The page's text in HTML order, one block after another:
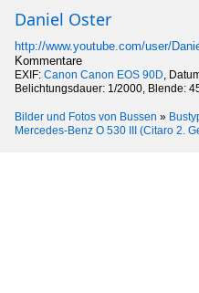
Daniel Oster
http://www.youtube.com/user/
Kommentare
EXIF: Canon Canon EOS 90D,
Belichtungsdauer: 1/2000, Blende:
Bilder und Fotos von Bussen »
Mercedes-Benz O 530 III (Citaro 2.